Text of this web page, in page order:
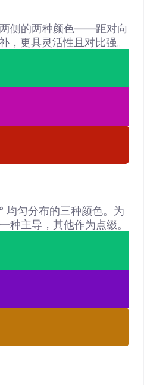
侧的两种颜色——距对向
，更具灵活性且对比强。
均匀分布的三种颜色。为
种主导，其他作为点缀。